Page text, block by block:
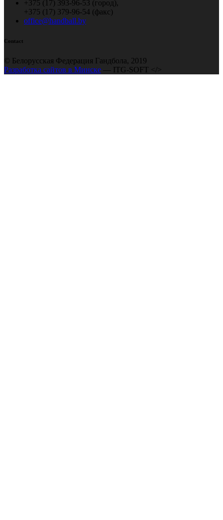
+375 (17) 393-96-53 (город),
+375 (17) 379-96-54 (факс)
office@handball.by
Contact
© Белорусская Федерация Гандбола, 2019
Разработка сайтов в Минске — ITG-SOFT </>